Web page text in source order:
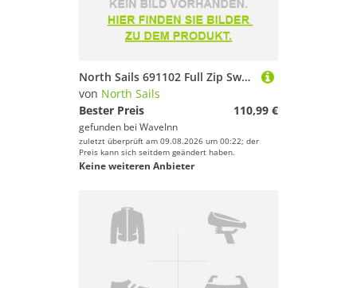
North Sails 691102 Full Zip Sweatshirt Schwarz M Mann
von North Sails
Bester Preis
110,99 €
gefunden bei WaveInn
zuletzt überprüft am 09.08.2026 um 00:22; der
Preis kann sich seitdem geändert haben.
Keine weiteren Anbieter